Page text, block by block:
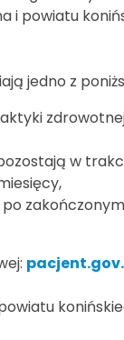
i powiatu
jedno z
w